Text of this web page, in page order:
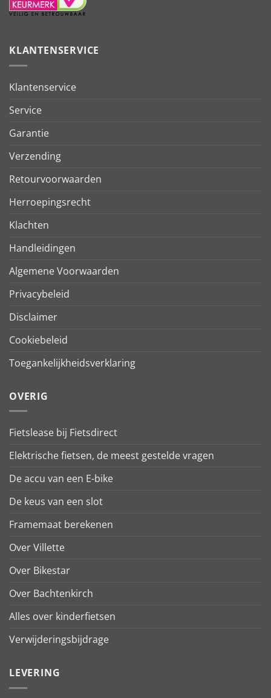
KLANTENSERVICE
Klantenservice
Service
Garantie
Verzending
Retourvoorwaarden
Herroepingsrecht
Klachten
Handleidingen
Algemene Voorwaarden
Privacybeleid
Disclaimer
Cookiebeleid
Toegankelijkheidsverklaring
OVERIG
Fietslease bij Fietsdirect
Elektrische fietsen, de meest gestelde vragen
De accu van een E-bike
De keus van een slot
Framemaat berekenen
Over Villette
Over Bikestar
Over Bachtenkirch
Alles over kinderfietsen
Verwijderingsbijdrage
LEVERING